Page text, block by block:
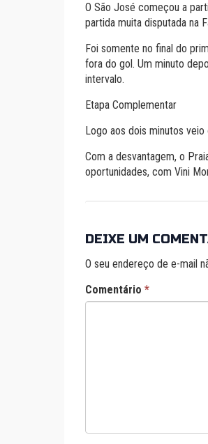
O São José começou a
partida muita disputada na
Foi somente no final do
fora do gol. Um minuto
intervalo.
Etapa Complementar
Logo aos dois minutos
Com a desvantagem, o
oportunidades, com Vini
DEIXE UM
O seu endereço de e-mail
Comentário *